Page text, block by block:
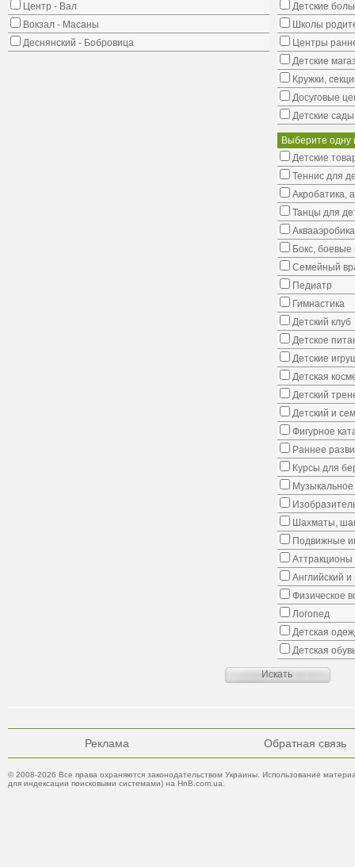
Центр - Вал
Вокзал - Масаны
Деснянский - Бобровица
Детские
Школы
Центры
Детские
Кружки,
Досуговые
Детские сады
Выберите одну
Детские
Теннис для
Акробатика,
Танцы для
Бокс, боевые
Семейный
Педиатр
Гимнастика
Детский клуб
Детское
Детские
Детская
Детский
Детский и
Фигурное
Раннее
Курсы для
Шахматы,
Подвижные
Аттракционы
Английский
Физическое
Логопед
Детская
Детская
Реклама Обратная связь
© 2008-2026 Все права охраняются законодательством Украины. Использование
для индексации поисковыми системами) на HnB.com.ua.